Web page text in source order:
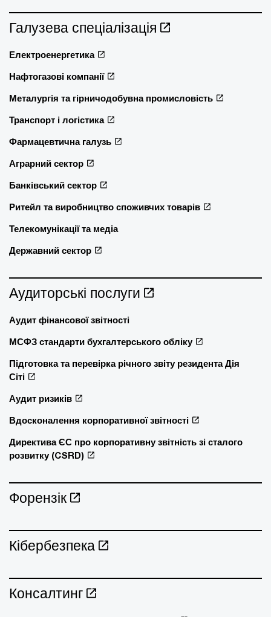
Галузева спеціалізація
Електроенергетика
Нафтогазові компанії
Металургія та гірничодобувна промисловість
Транспорт і логістика
Фармацевтична галузь
Аграрний сектор
Банківський сектор
Ритейл та виробництво споживчих товарів
Телекомунікації та медіа
Державний сектор
Аудиторські послуги
Аудит фінансової звітності
МСФЗ стандарти бухгалтерського обліку
Підготовка та перевірка річного звіту резидента Дія
Сіті
Аудит ризиків
Вдосконалення корпоративної звітності
Директива ЄС про корпоративну звітність зі сталого
розвитку (CSRD)
Форензік
Кібербезпека
Консалтинг